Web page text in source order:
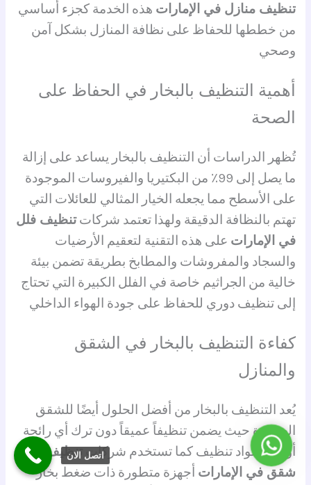
تنظيف منازل في الإمارات هذه الخدمة كجزء أساسي
من خططها للحفاظ على نظافة المنازل بشكل آمن
وصحي
أهمية التنظيف بالبخار في الحفاظ على
الصحة
تُظهر الدراسات أن التنظيف بالبخار يساعد على إزالة
ما يصل إلى 99٪ من البكتيريا والفيروسات الموجودة
على الأسطح مما يجعله الخيار المثالي للعائلات التي
تهتم بالنظافة الدقيقة ولهذا تعتمد شركاتتنظيف فلل
في الإمارات على هذه التقنية لتعقيم الأرضيات
والسجاد والمفروشات والمطابخ بطريقة تضمن بيئة
خالية من الجراثيم خاصة في الفلل الكبيرة التي تحتاج
إلى تنظيف دوري للحفاظ على جودة الهواء الداخلي
كفاءة التنظيف بالبخار في الشقق
والمنازل
يُعد التنظيف بالبخار من أفضل الحلول أيضًا للشقق
الصغيرة حيث يضمن تنظيفاً عميقاً دون ترك أي رائحة
أو بقايا مواد تنظيف كما تستخدم شركاتتنظيف
شقق في الإمارات أجهزة متطورة ذات ضغط بخار
اتصل الان
واتساب